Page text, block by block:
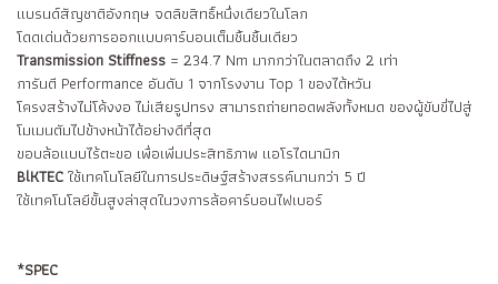
แบรนด์สัญชาติอังกฤษ จดลิขสิทธิ์หนึ่งเดียวในโลก
โดดเด่นด้วยการออกแบบคาร์บอนเต็มชิ้นชิ้นเดียว
Transmission Stiffness = 234.7 Nm มากกว่าในตลาดถึง 2 เท่า
การันตี Performance อันดับ 1 จากโรงงาน Top 1 ของไต้หวัน
โครงสร้างไม่โค้งงอ ไม่เสียรูปทรง สามารถถ่ายทอดพลังทั้งหมด ของผู้ขับขี่ไปสู่
โมเมนตัมไปข้างหน้าได้อย่างดีที่สุด
ขอบล้อแบบไร้ตะขอ เพื่อเพิ่มประสิทธิภาพ แอโรไดนามิก
BlKTECใช้เทคโนโลยีในการประดิษฐ์สร้างสรรค์นานกว่า 5 ปี
ใช้เทคโนโลยีขั้นสูงล่าสุดในวงการล้อคาร์บอนไฟเบอร์
*SPEC